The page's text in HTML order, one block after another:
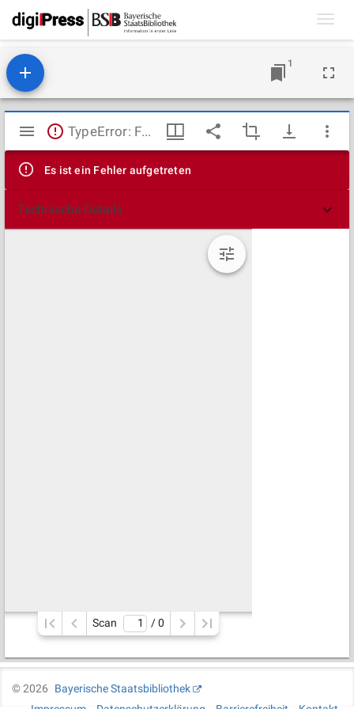
1
Mirador
Viewer
TypeError: Failed to fetch
Es ist ein Fehler aufgetreten
Technische Details
Scan / 0
©2026
Bayerische Staatsbibliothek